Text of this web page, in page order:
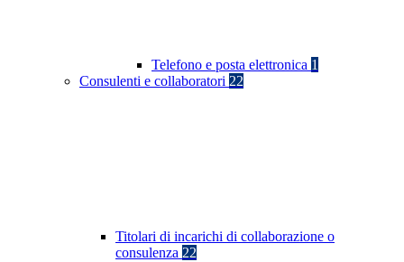
Telefono e posta elettronica 1
Consulenti e collaboratori 22
Titolari di incarichi di collaborazione o
consulenza 22